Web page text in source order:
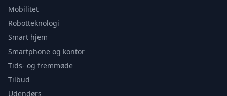
Mobilitet
Robotteknologi
Smart hjem
Smartphone og kontor
Tids- og fremmøde
Tilbud
Udendørs